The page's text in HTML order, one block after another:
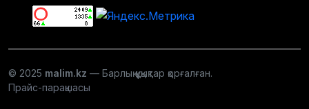
© 2025 malim.kz — Барлық құқықтар қорғалған.
Прайс-парақшасы